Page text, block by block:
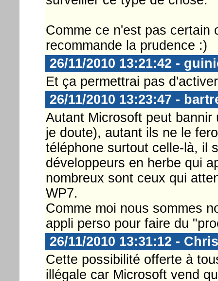
Comme ce n'est pas certain
recommande la prudence :)
26/11/2010 13:21:42 -
Et ça permettrai pas
26/11/2010 13:23:47 -
Autant Microsoft peut
je doute), autant ils ne le
téléphone surtout celle-là, il
développeurs en herbe qui
nombreux sont ceux qui
WP7.
Comme moi nous sommes
appli perso pour faire du
26/11/2010 13:31:12 -
Cette possibilité offerte à
illégale car Microsoft vend